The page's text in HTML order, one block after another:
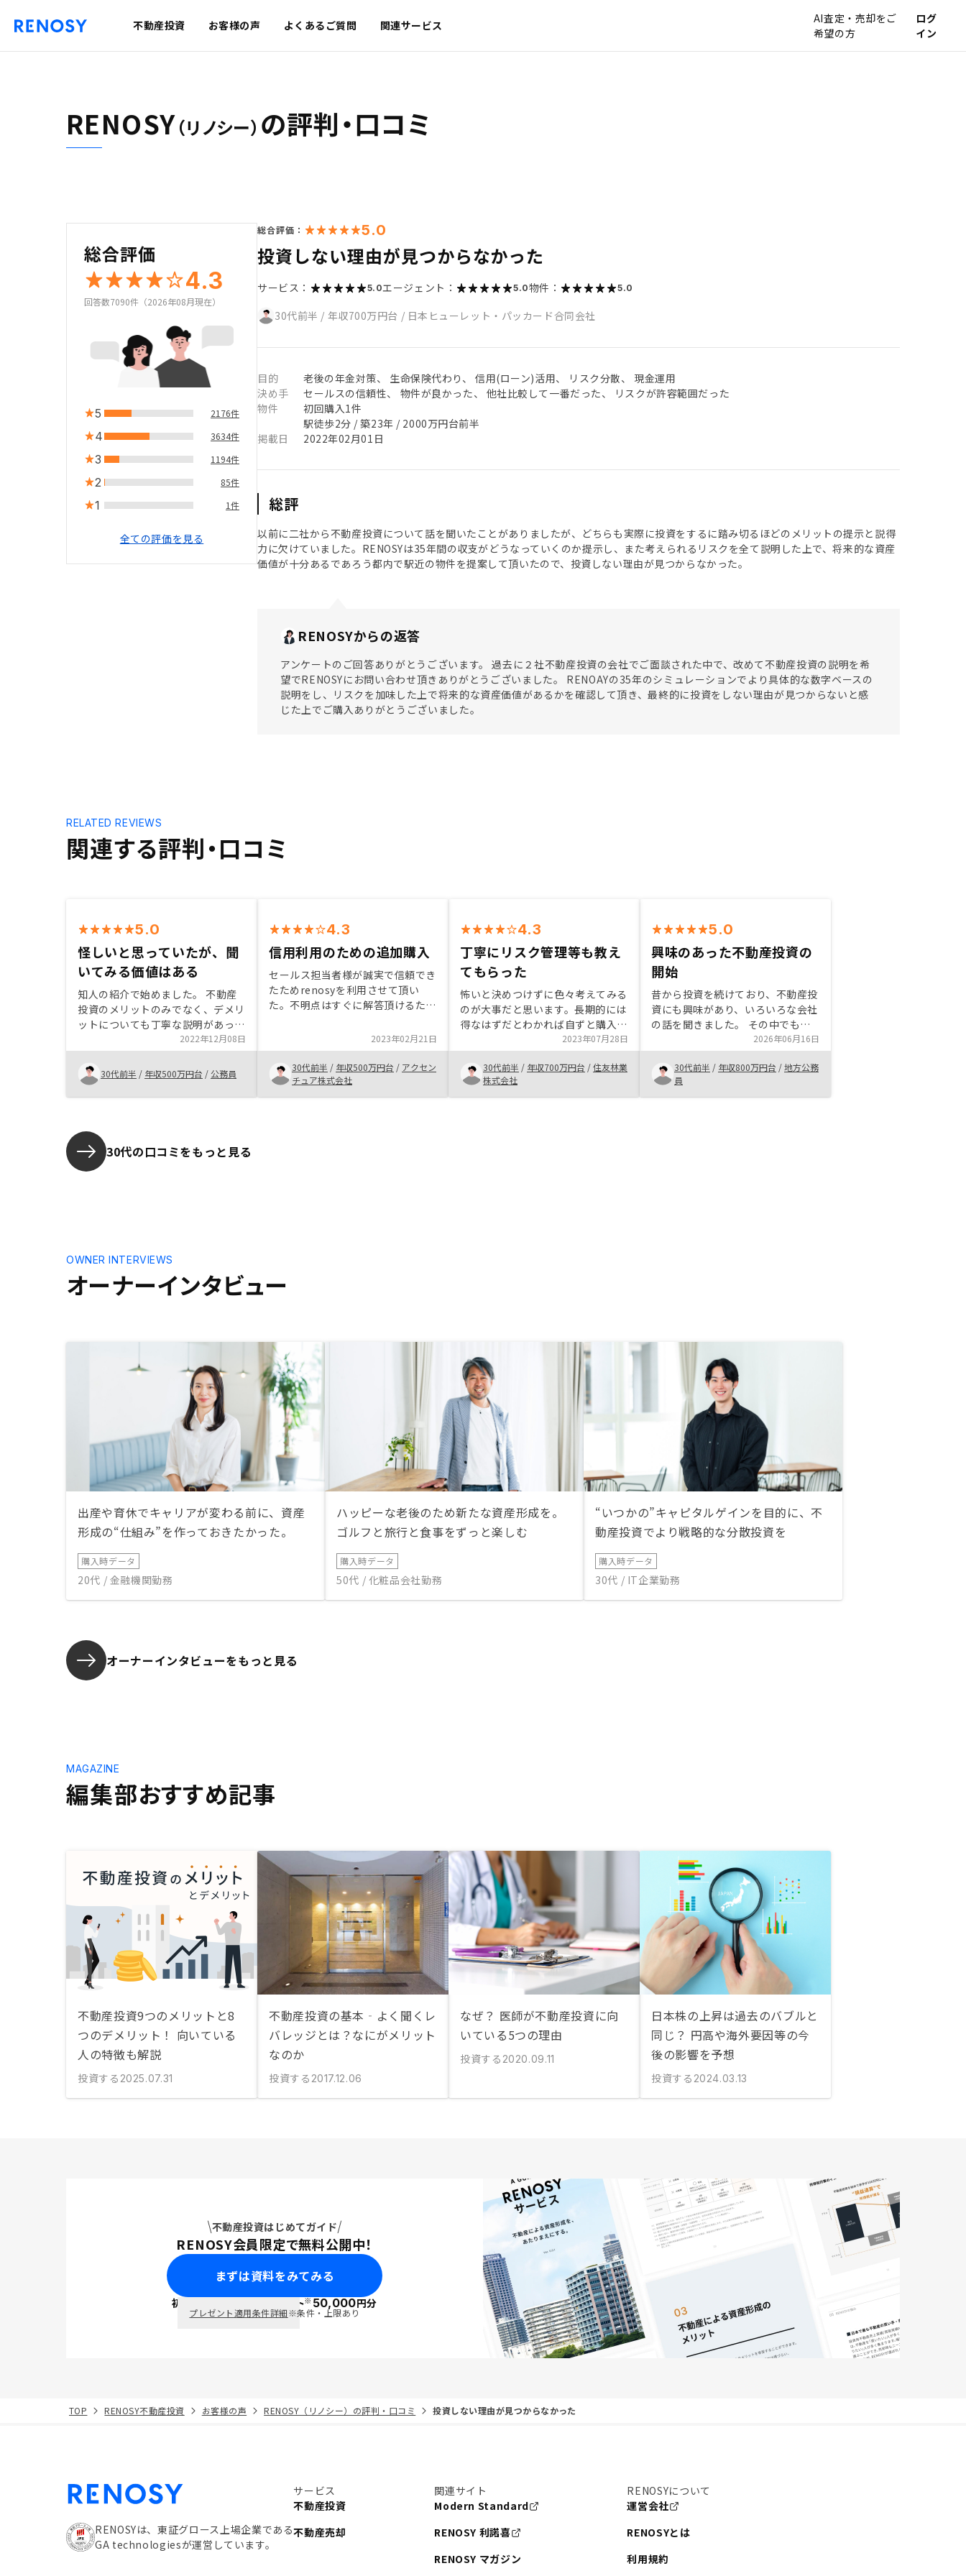
不動産投資 お客様の声 よくあるご質問 関連サービス
AI査定・売却をご
希望の方
ログ
イン
RENOSY（リノシー） の評判・口コミ
総合評価
4.3
回答数7090件（2026年08月現在）
5 2176件
4 3634件
3 1194件
2 85件
1 1件
全ての評価を見る
総合評価： 5.0
投資しない理由が見つからなかった
サービス： 5.0エージェント： 5.0物件： 5.0
30代前半 / 年収700万円台 / 日本ヒューレット・パッカード合同会社
目的
老後の年金対策、 生命保険代わり、 信用(ローン)活用、 リスク分散、 現金運用
決め手
セールスの信頼性、 物件が良かった、 他社比較して一番だった、 リスクが許容範囲だった
物件
初回購入1件
駅徒歩2分 / 築23年 / 2000万円台前半
掲載日
2022年02月01日
総評
以前に二社から不動産投資について話を聞いたことがありましたが、どちらも実際に投資をするに踏み切るほどのメリットの提示と説得
力に欠けていました。RENOSYは35年間の収支がどうなっていくのか提示し、また考えられるリスクを全て説明した上で、将来的な資産
価値が十分あるであろう都内で駅近の物件を提案して頂いたので、投資しない理由が見つからなかった。
RENOSYからの返答
アンケートのご回答ありがとうございます。 過去に２社不動産投資の会社でご面談された中で、改めて不動産投資の説明を希
望でRENOSYにお問い合わせ頂きありがとうございました。 RENOAYの35年のシミュレーションでより具体的な数字ベースの
説明をし、リスクを加味した上で将来的な資産価値があるかを確認して頂き、最終的に投資をしない理由が見つからないと感
じた上でご購入ありがとうございました。
関連する評判・口コミ
RELATED REVIEWS
5.0
怪しいと思っていたが、聞
いてみる価値はある
知人の紹介で始めました。 不動産
投資のメリットのみでなく、デメリ
ットについても丁寧な説明があった
ので興味を持ちました。 月々の支
払いも1万円台で始められる物件も
あり、負担が少ないという点と、物
件の管理も委任できるプランがあ
り、物件管理によって仕事へ支障が
ることにしました。
2022年12月08日
30代前半 / 年収500万円台 / 公務員
4.3
信用利用のための追加購入
セールス担当者様が誠実で信頼でき
たためrenosyを利用させて頂い
た。不明点はすぐに解答頂けるため
引き続きのサポートに期待していま
す。なお今回は信用利用のための追
加購入です。
2023年02月21日
30代前半 / 年収500万円台 / アクセン
チュア株式会社
4.3
丁寧にリスク管理等も教え
てもらった
怖いと決めつけずに色々考えてみる
のが大事だと思います。長期的には
得なはずだとわかれば自ずと購入す
るしかないので。周りからのアドバ
イスもいらないので、自分の資産は
自分で作りましょう！信用があれば
借りられるのでまずは相談を！
2023年07月28日
30代前半 / 年収700万円台 /住友林業
株式会社
5.0
興味のあった不動産投資の
開始
昔から投資を続けており、不動産投
資にも興味があり、いろいろな会社
の話を聞きました。 その中でも最
後に迷ったのがRENOSYともう一社
でした。 最後の決め手はやはり大
手というところと営業の方の寄り添
ってくれる感じでした！ いろいろ
迷いましたが今は始めて良かったと
2026年06月16日
30代前半 / 年収800万円台 /地方公務
員
30代の口コミをもっと見る
オーナーインタビュー
OWNER INTERVIEWS
出産や育休でキャリアが変わる前に、資産
形成の“仕組み”を作っておきたかった。
購入時データ
20代 / 金融機関勤務
ハッピーな老後のため新たな資産形成を。
ゴルフと旅行と食事をずっと楽しむ
購入時データ
50代 / 化粧品会社勤務
“いつかの”キャピタルゲインを目的に、不
動産投資でより戦略的な分散投資を
購入時データ
30代 / IT企業勤務
オーナーインタビューをもっと見る
編集部おすすめ記事
MAGAZINE
不動産投資9つのメリットと8
つのデメリット！ 向いている
人の特徴も解説
投資する 2025.07.31
不動産投資の基本‐よく聞くレ
バレッジとは？なにがメリット
なのか
投資する 2017.12.06
なぜ？ 医師が不動産投資に向
いている5つの理由
投資する 2020.09.11
日本株の上昇は過去のバブルと
同じ？ 円高や海外要因等の今
後の影響を予想
投資する 2024.03.13
不動産投資はじめてガイド
RENOSY会員限定で無料公開中！
まずは資料をみてみる
初回面談で ポイント※50,000円分
プレゼント適用条件詳細※条件・上限あり
TOP RENOSY不動産投資 お客様の声 RENOSY（リノシー）の評判・口コミ 投資しない理由が見つからなかった
RENOSYは、東証グロース上場企業である
GA technologiesが運営しています。
サービス
不動産投資
不動産売却
関連サイト
Modern Standard
RENOSY 利諾喜
RENOSY マガジン
RENOSYについて
運営会社
RENOSYとは
利用規約